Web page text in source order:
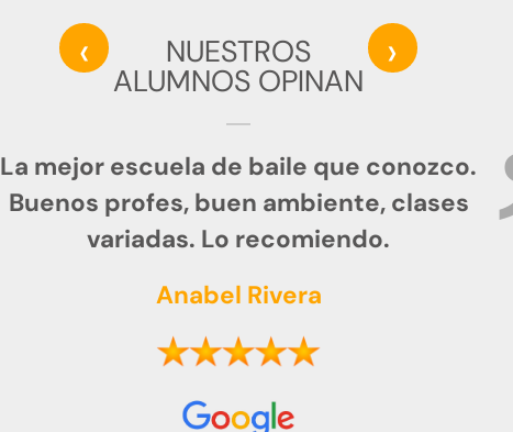
‹ ›
NUESTROS
ALUMNOS OPINAN
La mejor escuela de baile que conozco.
Buenos profes, buen ambiente, clases
variadas. Lo recomiendo.
Anabel Rivera